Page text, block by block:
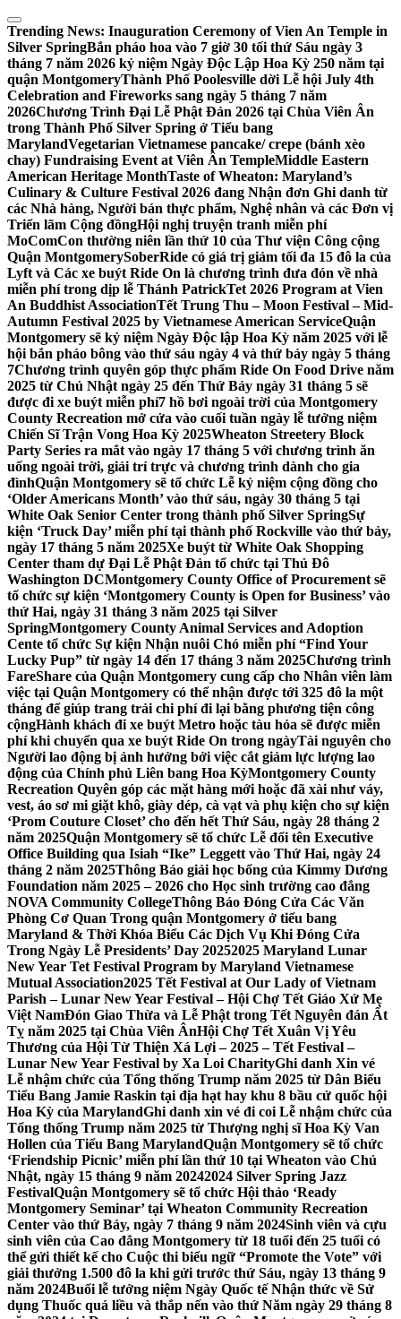
Skip
to
content
Trending News: Inauguration Ceremony of Vien An Temple in
Silver SpringBắn pháo hoa vào 7 giờ 30 tối thứ Sáu ngày 3
tháng 7 năm 2026 kỷ niệm Ngày Độc Lập Hoa Kỳ 250 năm tại
quận MontgomeryThành Phố Poolesville dời Lễ hội July 4th
Celebration and Fireworks sang ngày 5 tháng 7 năm
2026Chương Trình Đại Lễ Phật Đản 2026 tại Chùa Viên Ân
trong Thành Phố Silver Spring ở Tiểu bang
MarylandVegetarian Vietnamese pancake/ crepe (bánh xèo
chay) Fundraising Event at Viên Ân TempleMiddle Eastern
American Heritage MonthTaste of Wheaton: Maryland’s
Culinary & Culture Festival 2026 đang Nhận đơn Ghi danh từ
các Nhà hàng, Người bán thực phẩm, Nghệ nhân và các Đơn vị
Triển lãm Cộng đồngHội nghị truyện tranh miễn phí
MoComCon thường niên lần thứ 10 của Thư viện Công cộng
Quận MontgomerySoberRide có giá trị giảm tối đa 15 đô la của
Lyft và Các xe buýt Ride On là chương trình đưa đón về nhà
miễn phí trong dịp lễ Thánh PatrickTet 2026 Program at Vien
An Buddhist AssociationTết Trung Thu – Moon Festival – Mid-
Autumn Festival 2025 by Vietnamese American ServiceQuận
Montgomery sẽ kỷ niệm Ngày Độc lập Hoa Kỳ năm 2025 với lễ
hội bắn pháo bông vào thứ sáu ngày 4 và thứ bảy ngày 5 tháng
7Chương trình quyên góp thực phẩm Ride On Food Drive năm
2025 từ Chủ Nhật ngày 25 đến Thứ Bảy ngày 31 tháng 5 sẽ
được đi xe buýt miễn phí7 hồ bơi ngoài trời của Montgomery
County Recreation mở cửa vào cuối tuần ngày lễ tưởng niệm
Chiến Sĩ Trận Vong Hoa Kỳ 2025Wheaton Streetery Block
Party Series ra mắt vào ngày 17 tháng 5 với chương trình ăn
uống ngoài trời, giải trí trực và chương trình dành cho gia
đìnhQuận Montgomery sẽ tổ chức Lễ kỷ niệm cộng đồng cho
‘Older Americans Month’ vào thứ sáu, ngày 30 tháng 5 tại
White Oak Senior Center trong thành phố Silver SpringSự
kiện ‘Truck Day’ miễn phí tại thành phố Rockville vào thứ bảy,
ngày 17 tháng 5 năm 2025Xe buýt từ White Oak Shopping
Center tham dự Đại Lễ Phật Đản tổ chức tại Thủ Đô
Washington DCMontgomery County Office of Procurement sẽ
tổ chức sự kiện ‘Montgomery County is Open for Business’ vào
thứ Hai, ngày 31 tháng 3 năm 2025 tại Silver
SpringMontgomery County Animal Services and Adoption
Cente tổ chức Sự kiện Nhận nuôi Chó miễn phí “Find Your
Lucky Pup” từ ngày 14 đến 17 tháng 3 năm 2025Chương trình
FareShare của Quận Montgomery cung cấp cho Nhân viên làm
việc tại Quận Montgomery có thể nhận được tới 325 đô la một
tháng để giúp trang trải chi phí đi lại bằng phương tiện công
cộngHành khách đi xe buýt Metro hoặc tàu hỏa sẽ được miễn
phí khi chuyển qua xe buýt Ride On trong ngàyTài nguyên cho
Người lao động bị ảnh hưởng bởi việc cắt giảm lực lượng lao
động của Chính phủ Liên bang Hoa KỳMontgomery County
Recreation Quyên góp các mặt hàng mới hoặc đã xài như váy,
vest, áo sơ mi giặt khô, giày dép, cà vạt và phụ kiện cho sự kiện
‘Prom Couture Closet’ cho đến hết Thứ Sáu, ngày 28 tháng 2
năm 2025Quận Montgomery sẽ tổ chức Lễ đổi tên Executive
Office Building qua Isiah “Ike” Leggett vào Thứ Hai, ngày 24
tháng 2 năm 2025Thông Báo giải học bổng của Kimmy Dương
Foundation năm 2025 – 2026 cho Học sinh trường cao đẳng
NOVA Community CollegeThông Báo Đóng Cửa Các Văn
Phòng Cơ Quan Trong quận Montgomery ở tiểu bang
Maryland & Thời Khóa Biểu Các Dịch Vụ Khi Đóng Cửa
Trong Ngày Lễ Presidents’ Day 20252025 Maryland Lunar
New Year Tet Festival Program by Maryland Vietnamese
Mutual Association2025 Tết Festival at Our Lady of Vietnam
Parish – Lunar New Year Festival – Hội Chợ Tết Giáo Xứ Mẹ
Việt NamĐón Giao Thừa và Lễ Phật trong Tết Nguyên đán Ất
Tỵ năm 2025 tại Chùa Viên ÂnHội Chợ Tết Xuân Vị Yêu
Thương của Hội Từ Thiện Xá Lợi – 2025 – Tết Festival –
Lunar New Year Festival by Xa Loi CharityGhi danh Xin vé
Lễ nhậm chức của Tổng thống Trump năm 2025 từ Dân Biểu
Tiểu Bang Jamie Raskin tại địa hạt hay khu 8 bầu cử quốc hội
Hoa Kỳ của MarylandGhi danh xin vé đi coi Lễ nhậm chức của
Tổng thống Trump năm 2025 từ Thượng nghị sĩ Hoa Kỳ Van
Hollen của Tiểu Bang MarylandQuận Montgomery sẽ tổ chức
‘Friendship Picnic’ miễn phí lần thứ 10 tại Wheaton vào Chủ
Nhật, ngày 15 tháng 9 năm 20242024 Silver Spring Jazz
FestivalQuận Montgomery sẽ tổ chức Hội thảo ‘Ready
Montgomery Seminar’ tại Wheaton Community Recreation
Center vào thứ Bảy, ngày 7 tháng 9 năm 2024Sinh viên và cựu
sinh viên của Cao đẳng Montgomery từ 18 tuổi đến 25 tuổi có
thể gửi thiết kế cho Cuộc thi biểu ngữ “Promote the Vote” với
giải thưởng 1.500 đô la khi gửi trước thứ Sáu, ngày 13 tháng 9
năm 2024Buổi lễ tưởng niệm Ngày Quốc tế Nhận thức về Sử
dụng Thuốc quá liều và thắp nến vào thứ Năm ngày 29 tháng 8